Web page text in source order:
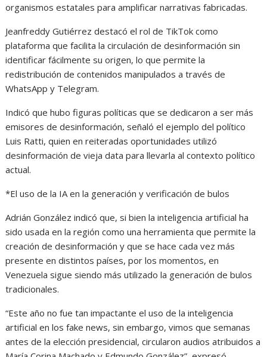
organismos estatales para amplificar narrativas fabricadas.
Jeanfreddy Gutiérrez destacó el rol de TikTok como
plataforma que facilita la circulación de desinformación sin
identificar fácilmente su origen, lo que permite la
redistribución de contenidos manipulados a través de
WhatsApp y Telegram.
Indicó que hubo figuras políticas que se dedicaron a ser más
emisores de desinformación, señaló el ejemplo del político
Luis Ratti, quien en reiteradas oportunidades utilizó
desinformación de vieja data para llevarla al contexto político
actual.
*El uso de la IA en la generación y verificación de bulos
Adrián González indicó que, si bien la inteligencia artificial ha
sido usada en la región como una herramienta que permite la
creación de desinformación y que se hace cada vez más
presente en distintos países, por los momentos, en
Venezuela sigue siendo más utilizado la generación de bulos
tradicionales.
“Este año no fue tan impactante el uso de la inteligencia
artificial en los fake news, sin embargo, vimos que semanas
antes de la elección presidencial, circularon audios atribuidos a